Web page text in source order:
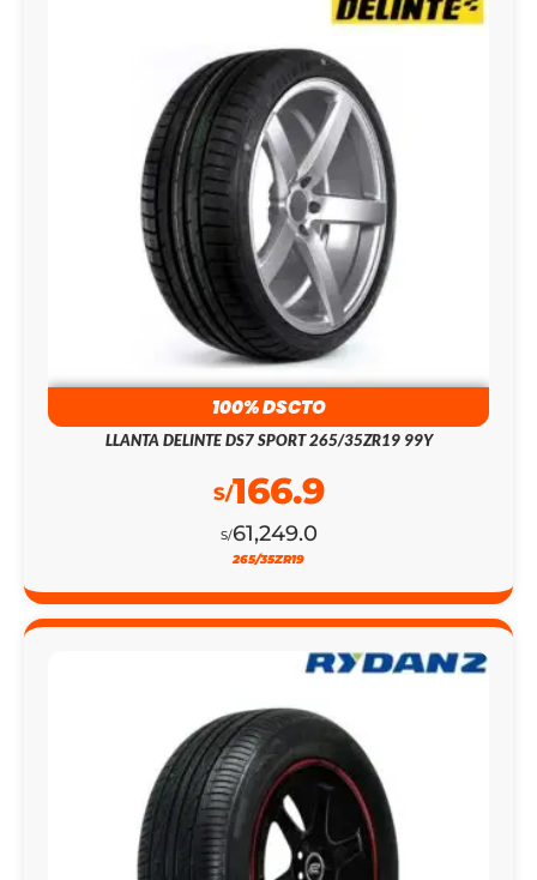
100% DSCTO
LLANTA DELINTE DS7 SPORT 265/35ZR19 99Y
S/61,249.0
S/166.9
265/35ZR19